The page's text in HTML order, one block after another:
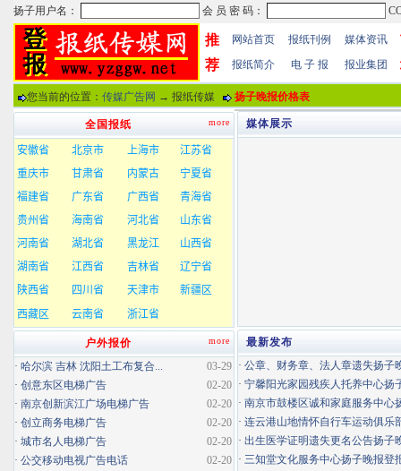
推
荐
网站首页 报纸刊例 媒体资讯
报纸简介 电 子 报 报业集团
您当前的位置： 传媒广告网 → 报纸传媒 扬子晚报价格表
媒体展示
最新发布
· 公章、财务章、法人章遗失扬子
· 宁馨阳光家园残疾人托养中心扬
· 南京市鼓楼区诚和家庭服务中心
· 连云港山地情怀自行车运动俱乐
· 出生医学证明遗失更名公告扬子
· 三知堂文化服务中心扬子晚报登
more
全国报纸
more
户外报价
03-29
· 哈尔滨 吉林 沈阳土工布复合...
02-20
· 创意东区电梯广告
02-20
· 南京创新滨江广场电梯广告
02-20
· 创立商务电梯广告
02-20
· 城市名人电梯广告
02-20
· 公交移动电视广告电话